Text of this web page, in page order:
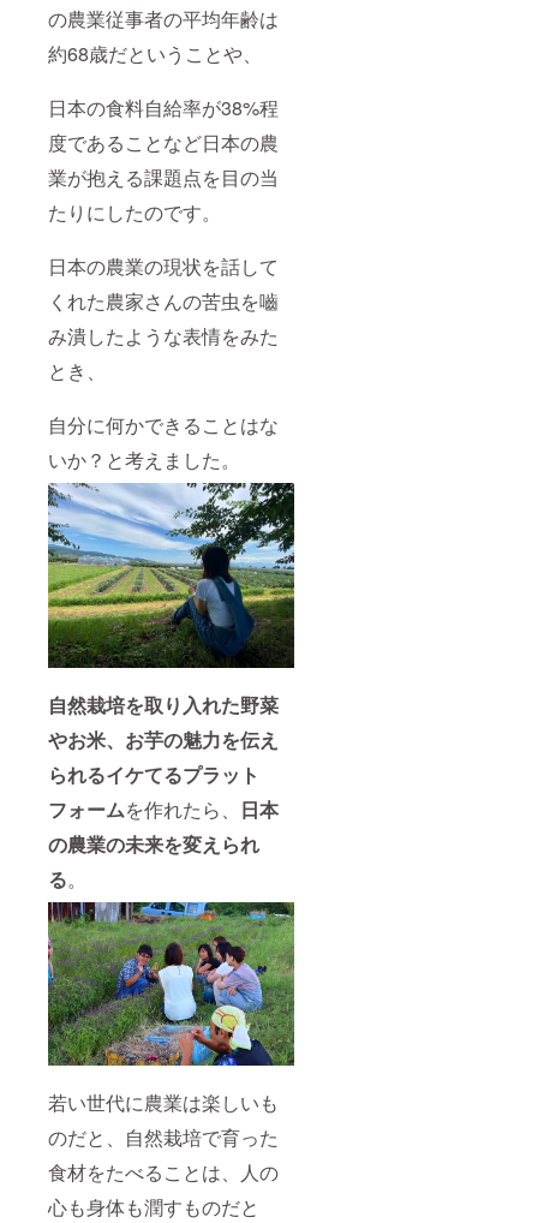
の農業従事者の平均年齢は
約68歳だということや、
日本の食料自給率が38%程
度であることなど日本の農
業が抱える課題点を目の当
たりにしたのです。
日本の農業の現状を話して
くれた農家さんの苦虫を嚙
み潰したような表情をみた
とき、
自分に何かできることはな
いか？と考えました。
自然栽培を取り入れた野菜
やお米、お芋の魅力を伝え
られるイケてるプラット
フォームを作れたら、 日本
の農業の未来を変えられ
る。
若い世代に農業は楽しいも
のだと、自然栽培で育った
食材をたべることは、人の
心も身体も潤すものだと